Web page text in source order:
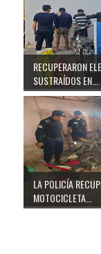
RECUPERARON
SUSTRAÍDOS EN...
LA POLICÍA
MOTOCICLETA...